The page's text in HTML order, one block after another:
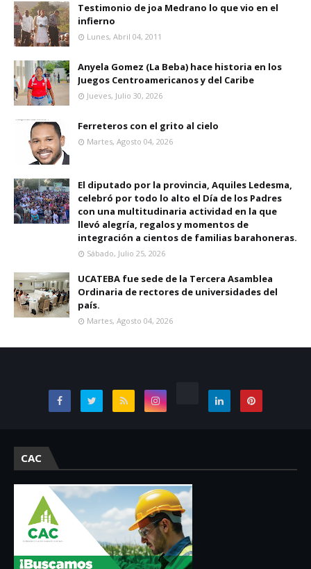
Testimonio de joa Medrano lo que vio en el
infierno
Lunes, Abril 04, 2011
Anyela Gomez (La Beba) hace historia en los
Juegos Centroamericanos y del Caribe
Jueves, Julio 30, 2026
Ferreteros con el grito al cielo
Martes, Agosto 04, 2026
El diputado por la provincia, Aquiles Ledesma,
celebró por todo lo alto el Día de los Padres
con una multitudinaria actividad en la que
llevó alegría, regalos y momentos de
integración a cientos de familias barahoneras.
Sábado, Julio 25, 2026
UCATEBA fue sede de la Tercera Asamblea
Ordinaria de rectores de universidades del
país.
Martes, Agosto 04, 2026
CAC